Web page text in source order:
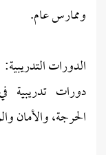
وممارس عام.
الدورات التدريبية:
دورات تدريبية
الحرجة، والأمان